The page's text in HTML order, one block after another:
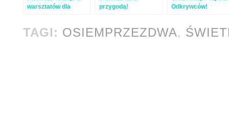
warsztatów dla
„Przystań
przygodą!
Odkrywców!
z klas 1-4
TAGI: OSIEMPRZEZDWA,